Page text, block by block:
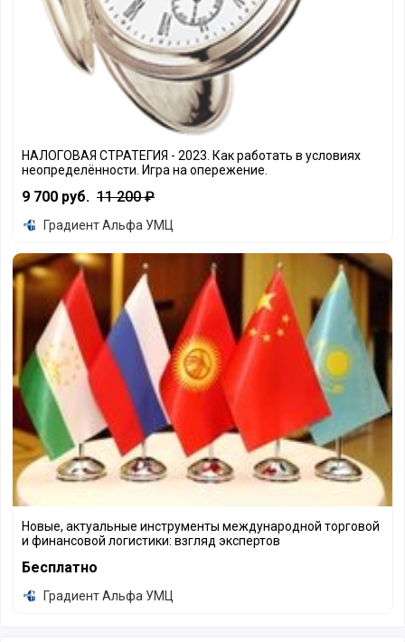
НАЛОГОВАЯ СТРАТЕГИЯ - 2023. Как работать в
НАЛОГОВАЯ СТРАТЕГИЯ - 2023. Как работать в условиях
неопределённости. Игра на опережение.
9 700 руб. 11 200 ₽
Градиент Альфа УМЦ
Новые, актуальные инструменты международной торговой
и финансовой логистики: взгляд экспертов
Бесплатно
Градиент Альфа УМЦ